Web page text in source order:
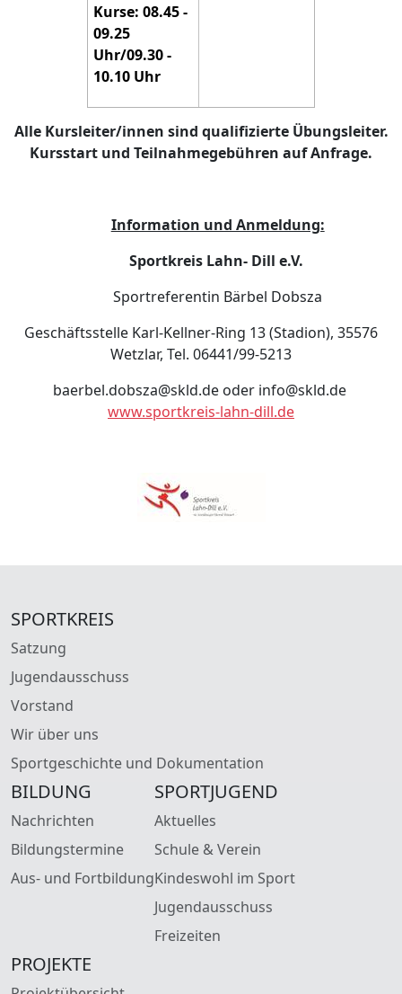
Kurse: 08.45 -
09.25
Uhr/09.30 -
10.10 Uhr
Alle Kursleiter/innen sind qualifizierte Übungsleiter.
Kursstart und Teilnahmegebühren auf Anfrage.
Information und Anmeldung:
Sportkreis Lahn- Dill e.V.
Sportreferentin Bärbel Dobsza
Geschäftsstelle Karl-Kellner-Ring 13 (Stadion), 35576
Wetzlar, Tel. 06441/99-5213
baerbel.dobsza@skld.de oder info@skld.de
www.sportkreis-lahn-dill.de
SPORTKREIS
Satzung
Jugendausschuss
Vorstand
Wir über uns
Sportgeschichte und Dokumentation
BILDUNG
Nachrichten
Bildungstermine
Aus- und Fortbildung
SPORTJUGEND
Aktuelles
Schule & Verein
Kindeswohl im Sport
Jugendausschuss
Freizeiten
PROJEKTE